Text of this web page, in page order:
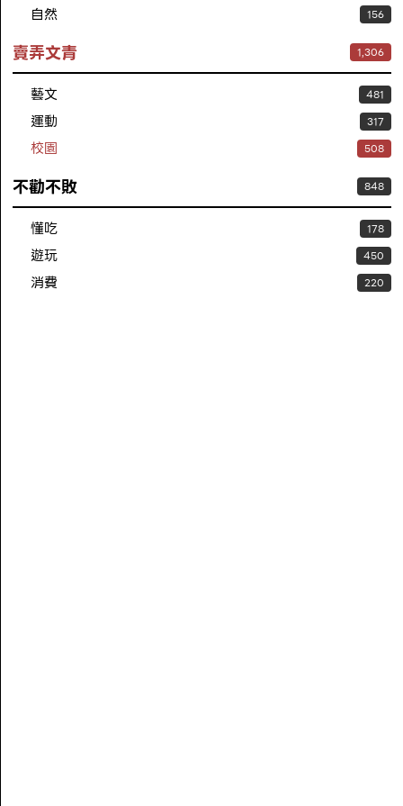
自然 156
賣弄文青 1,306
藝文 481
運動 317
校園 508
不勸不敗 848
懂吃 178
遊玩 450
消費 220